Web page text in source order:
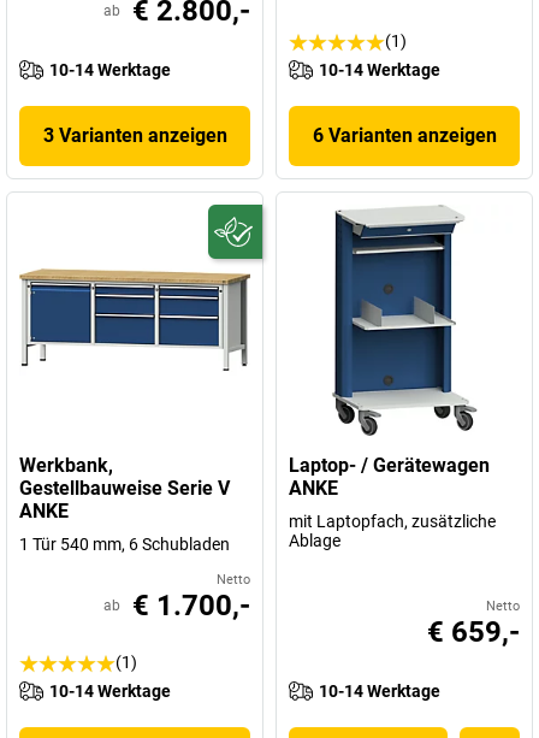
ab € 2.800,-
10-14 Werktage
3 Varianten anzeigen
(1)
10-14 Werktage
6 Varianten anzeigen
Werkbank,
Gestellbauweise Serie V
ANKE
1 Tür 540 mm, 6 Schubladen
Netto
ab € 1.700,-
(1)
10-14 Werktage
Laptop- / Gerätewagen
ANKE
mit Laptopfach, zusätzliche
Ablage
Netto
€ 659,-
10-14 Werktage